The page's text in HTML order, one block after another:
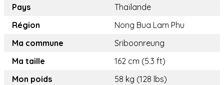
Pays
Thaïlande
Région
Nong Bua Lam Phu
Ma commune
Sriboonreung
Ma taille
162 cm (5.3 ft)
Mon poids
58 kg (128 lbs)